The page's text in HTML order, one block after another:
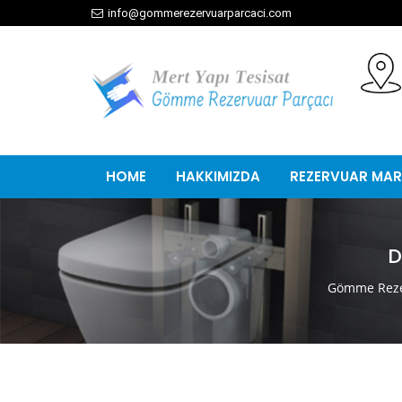
info@gommerezervuarparcaci.com
HOME HAKKIMIZDA REZERVUAR
Gömme